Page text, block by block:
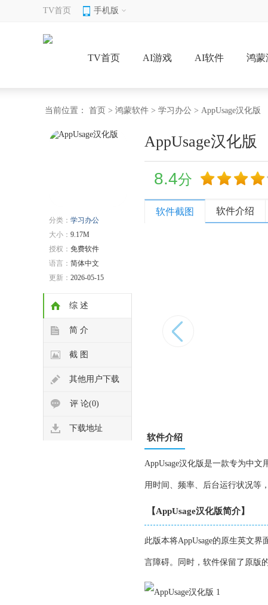
TV首页 手机版
TV首页 AI游戏 AI软件 鸿蒙
当前位置： 首页 > 鸿蒙软件 > 学习办公 > AppUsage汉化版
分类： 学习办公
大小： 9.17M
授权： 免费软件
语言： 简体中文
更新： 2026-05-15
综 述
简 介
截 图
其他用户下载
评 论(0)
下载地址
AppUsage汉化版
8.4分
软件截图 软件介绍
软件介绍
AppUsage汉化版是一款专为中
用时间、频率、后台运行状况等
【AppUsage汉化版简介】
此版本将AppUsage的原生英文
言障碍。同时，软件保留了原版